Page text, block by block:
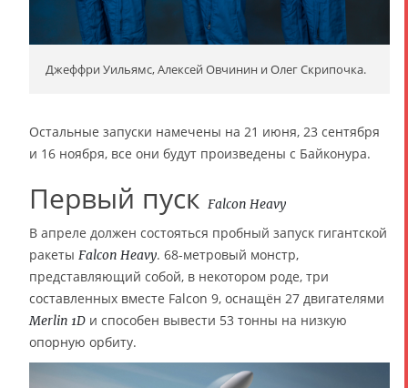
Джеффри Уильямс, Алексей Овчинин и Олег Скрипочка.
Остальные запуски намечены на 21 июня, 23 сентября
и 16 ноября, все они будут произведены с Байконура.
Первый пуск Falcon Heavy
В апреле должен состояться пробный запуск гигантской
ракеты Falcon Heavy. 68-метровый монстр,
представляющий собой, в некотором роде, три
составленных вместе Falcon 9, оснащён 27 двигателями
Merlin 1D и способен вывести 53 тонны на низкую
опорную орбиту.